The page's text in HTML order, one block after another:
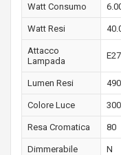
Watt Consumo
Watt Resi
Attacco
Lampada
E27
Lumen Resi
Colore Luce
Resa Cromatica 80
Dimmerabile N